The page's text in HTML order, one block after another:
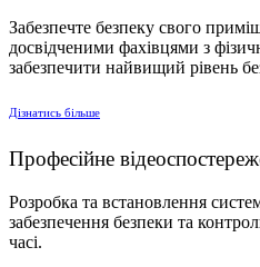
Забезпечте безпеку свого
досвідченими фахівцями з
забезпечити найвищий рівень
Дiзнатись бiльше
Професійне
Розробка та встановлення
забезпечення безпеки та
часі.